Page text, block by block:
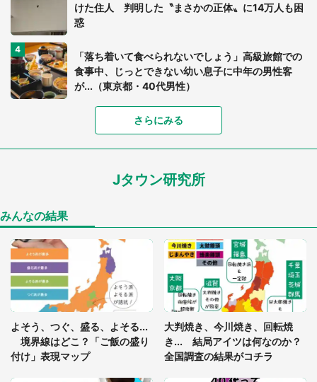
けた住人 判明した〝まさかの正体〟に14万人も困
惑
「落ち着いて食べられないでしょう」高級旅館での
食事中、じっとできない幼い息子に中年の男性客
が...（東京都・40代男性）
「富豪すぎ」1歳息子の〝店頭駄々こね〟の内容に1.
7万人驚がく 「お菓子売り場ならまだしも...」「ハ
ードル高い」
「閉所恐怖症の私は新幹線で大パニック。隣席の青
「ゾワゾワする」「本当に気持ち悪い」 道端でバ
グっちゃってた〝野生の野菜〟に6.5万人戦慄
座布団だろ」「食パンの耳」と1.4万人困惑
さらにみる
Jタウン研究所
みんなの結果
よそう、つぐ、盛る、よそる...
境界線はどこ？「ご飯の盛り
付け」表現マップ
大判焼き、今川焼き、回転焼
き... 結局アイツは何なのか？
全国調査の結果がコチラ